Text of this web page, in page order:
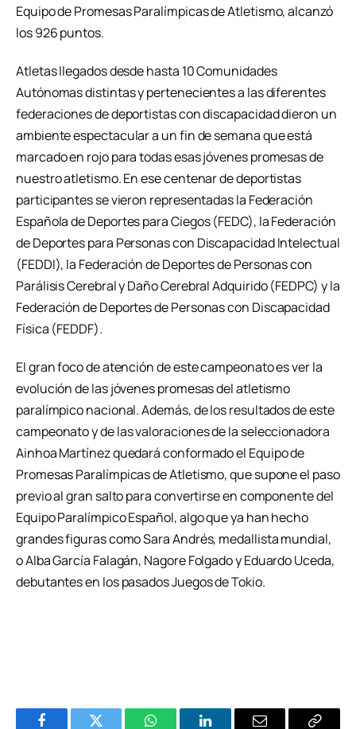
Equipo de Promesas Paralímpicas de Atletismo, alcanzó
los 926 puntos.
Atletas llegados desde hasta 10 Comunidades
Autónomas distintas y pertenecientes a las diferentes
federaciones de deportistas con discapacidad dieron un
ambiente espectacular a un fin de semana que está
marcado en rojo para todas esas jóvenes promesas de
nuestro atletismo. En ese centenar de deportistas
participantes se vieron representadas la Federación
Española de Deportes para Ciegos (FEDC), la Federación
de Deportes para Personas con Discapacidad Intelectual
(FEDDI), la Federación de Deportes de Personas con
Parálisis Cerebral y Daño Cerebral Adquirido (FEDPC) y la
Federación de Deportes de Personas con Discapacidad
Física (FEDDF).
El gran foco de atención de este campeonato es ver la
evolución de las jóvenes promesas del atletismo
paralímpico nacional. Además, de los resultados de este
campeonato y de las valoraciones de la seleccionadora
Ainhoa Martínez quedará conformado el Equipo de
Promesas Paralímpicas de Atletismo, que supone el paso
previo al gran salto para convertirse en componente del
Equipo Paralímpico Español, algo que ya han hecho
grandes figuras como Sara Andrés, medallista mundial,
o Alba García Falagán, Nagore Folgado y Eduardo Uceda,
debutantes en los pasados Juegos de Tokio.